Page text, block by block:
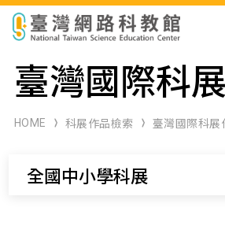
科展作品檢索
科學研習月刊
臺灣國際科
HOME 科展作品檢索 臺灣國際科展
全國中小學科展